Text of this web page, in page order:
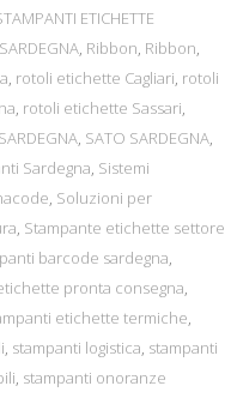
ETICHETTE
, Ribbon, Ribbon,
, rotoli etichette Cagliari, rotoli
, rotoli etichette Sassari,
, SATO SARDEGNA,
Sardegna, Sistemi
, Soluzioni per
, Stampante etichette settore
barcode sardegna,
pronta consegna,
etichette termiche,
, stampanti logistica, stampanti
, stampanti onoranze